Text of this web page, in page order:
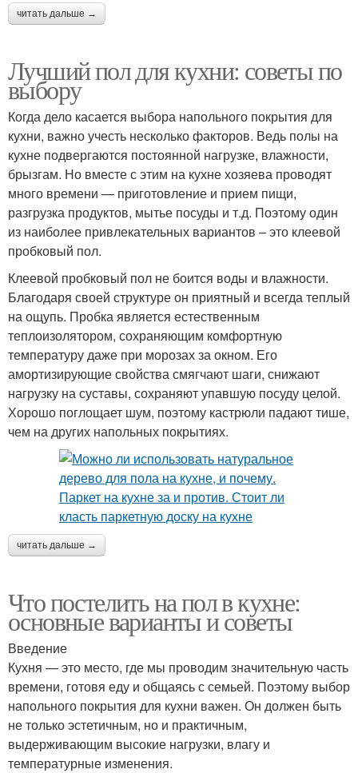
читать дальше →
Лучший пол для кухни: советы по
выбору
Когда дело касается выбора напольного покрытия для
кухни, важно учесть несколько факторов. Ведь полы на
кухне подвергаются постоянной нагрузке, влажности,
брызгам. Но вместе с этим на кухне хозяева проводят
много времени — приготовление и прием пищи,
разгрузка продуктов, мытье посуды и т.д. Поэтому один
из наиболее привлекательных вариантов – это клеевой
пробковый пол.
Клеевой пробковый пол не боится воды и влажности.
Благодаря своей структуре он приятный и всегда теплый
на ощупь. Пробка является естественным
теплоизолятором, сохраняющим комфортную
температуру даже при морозах за окном. Его
амортизирующие свойства смягчают шаги, снижают
нагрузку на суставы, сохраняют упавшую посуду целой.
Хорошо поглощает шум, поэтому кастрюли падают тише,
чем на других напольных покрытиях.
читать дальше →
Что постелить на пол в кухне:
основные варианты и советы
Введение
Кухня — это место, где мы проводим значительную часть
времени, готовя еду и общаясь с семьей. Поэтому выбор
напольного покрытия для кухни важен. Он должен быть
не только эстетичным, но и практичным,
выдерживающим высокие нагрузки, влагу и
температурные изменения.